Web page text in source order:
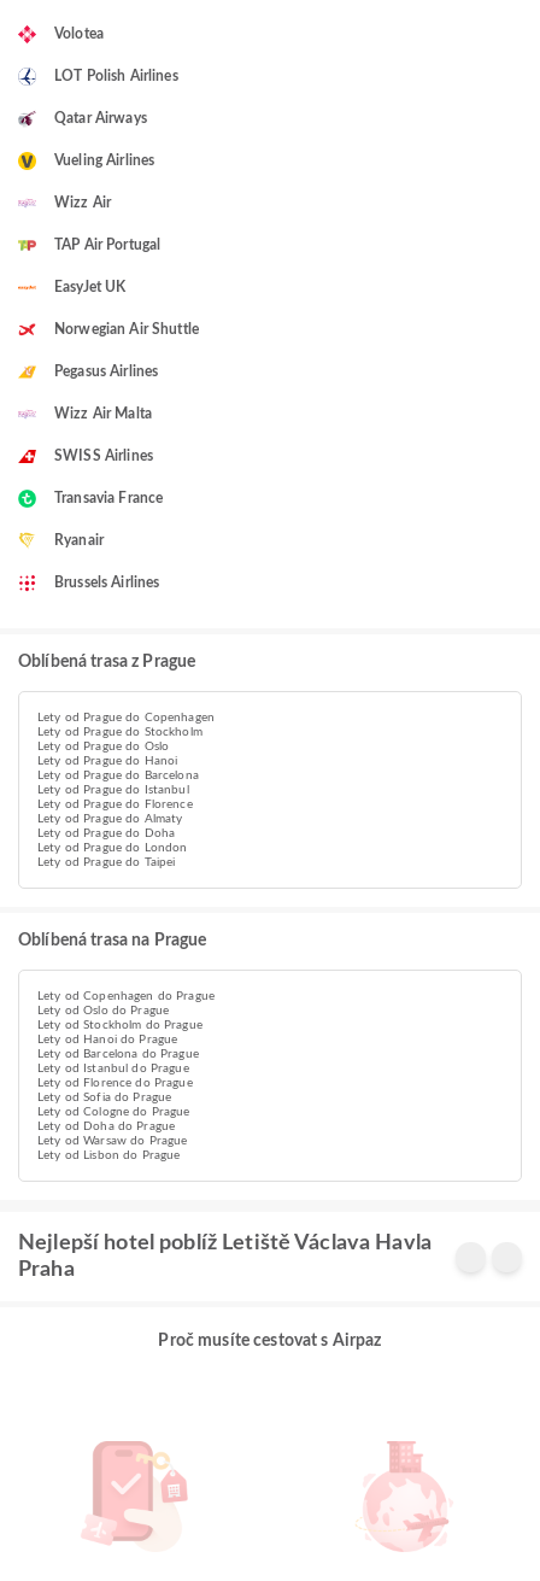
Volotea
LOT Polish Airlines
Qatar Airways
Vueling Airlines
Wizz Air
TAP Air Portugal
EasyJet UK
Norwegian Air Shuttle
Pegasus Airlines
Wizz Air Malta
SWISS Airlines
Transavia France
Ryanair
Brussels Airlines
Oblíbená trasa z Prague
Lety od Prague do Copenhagen
Lety od Prague do Stockholm
Lety od Prague do Oslo
Lety od Prague do Hanoi
Lety od Prague do Barcelona
Lety od Prague do Istanbul
Lety od Prague do Florence
Lety od Prague do Almaty
Lety od Prague do Doha
Lety od Prague do London
Lety od Prague do Taipei
Oblíbená trasa na Prague
Lety od Copenhagen do Prague
Lety od Oslo do Prague
Lety od Stockholm do Prague
Lety od Hanoi do Prague
Lety od Barcelona do Prague
Lety od Istanbul do Prague
Lety od Florence do Prague
Lety od Sofia do Prague
Lety od Cologne do Prague
Lety od Doha do Prague
Lety od Warsaw do Prague
Lety od Lisbon do Prague
Nejlepší hotel poblíž Letiště Václava Havla
Praha
Proč musíte cestovat s Airpaz